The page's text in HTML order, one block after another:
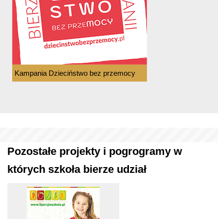
Kampania Dzieciństwo bez przemocy
Pozostałe projekty i pogrogramy w
których szkoła bierze udział